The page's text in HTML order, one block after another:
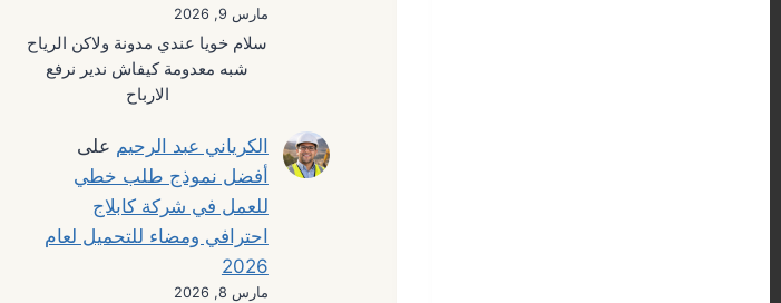
مارس 9, 2026
سلام خويا عندي مدونة ولاكن الرياح
شبه معدومة كيفاش ندير نرفع
الارباح
الكرياني عبد الرحيم على
أفضل نموذج طلب خطي
للعمل في شركة كابلاج
احترافي ومضاء للتحميل لعام
2026
مارس 8, 2026